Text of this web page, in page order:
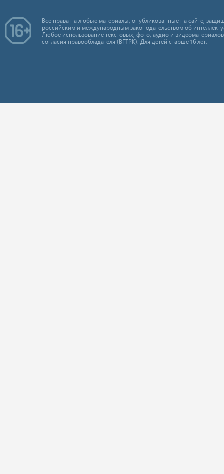
Все права на любые материалы, опубликованные на сайте,
российским и международным законодательством об
Любое использование текстовых, фото, аудио и
согласия правообладателя (ВГТРК). Для детей старше 16 лет.